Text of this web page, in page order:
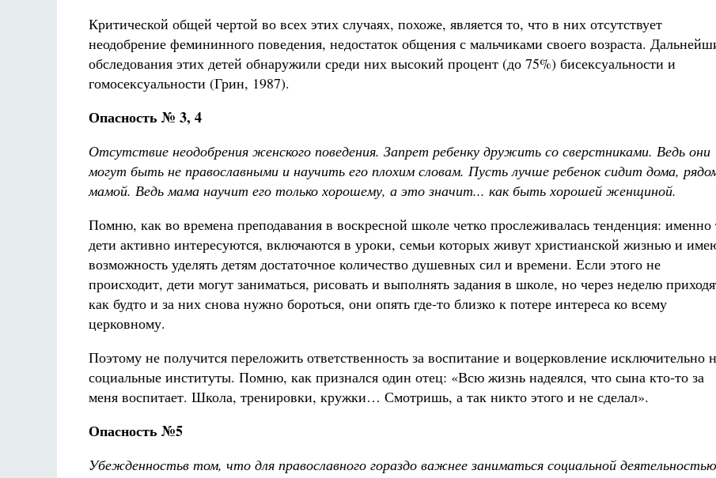
Критической общей чертой во всех этих случаях, похоже, является то, что в них отсутствует
неодобрение фемининного поведения, недостаток общения с мальчиками своего возраста.
обследования этих детей обнаружили среди них высокий процент (до 75%) бисексуальности и
гомосексуальности (Грин, 1987).
Опасность № 3, 4
Отсутствие неодобрения женского поведения. Запрет ребенку дружить со сверстниками. Ведь они
могут быть не православными и научить его плохим словам. Пусть лучше ребенок сидит дома,
мамой. Ведь мама научит его только хорошему, а это значит... как быть хорошей женщиной.
Помню, как во времена преподавания в воскресной школе четко прослеживалась тенденция: именно
дети активно интересуются, включаются в уроки, семьи которых живут христианской жизнью и
возможность уделять детям достаточное количество душевных сил и времени. Если этого не
происходит, дети могут заниматься, рисовать и выполнять задания в школе, но через неделю
как будто и за них снова нужно бороться, они опять где-то близко к потере интереса ко всему
церковному.
Поэтому не получится переложить ответственность за воспитание и воцерковление исключительно
социальные институты. Помню, как признался один отец: «Всю жизнь надеялся, что сына кто-то за
меня воспитает. Школа, тренировки, кружки… Смотришь, а так никто этого и не сделал».
Опасность №5
Убежденностьв том, что для православного гораздо важнее заниматься социальной